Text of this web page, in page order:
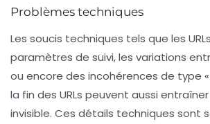
Problèmes techniques
Les soucis techniques tels que les
paramètres de suivi, les variations
ou encore des incohérences de type
la fin des URLs peuvent aussi
invisible. Ces détails techniques sont